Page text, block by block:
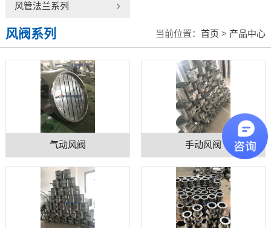
风管法兰系列
风阀系列 当前位置：首页 > 产品中心
气动风阀 手动风阀